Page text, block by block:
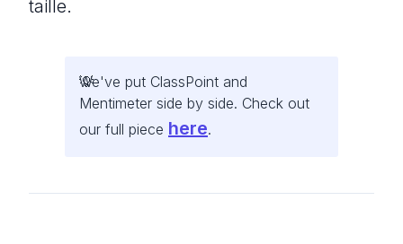
taille.
We've put ClassPoint and
Mentimeter side by side. Check out
our full piece here.